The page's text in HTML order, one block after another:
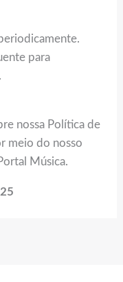
para
nossa Política de
meio do nosso
Música.